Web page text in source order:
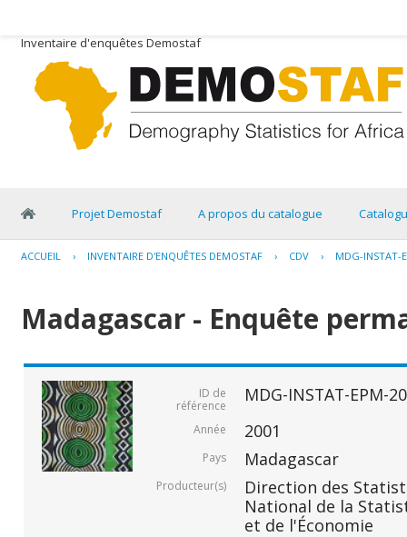
Inventaire d'enquêtes Demostaf
Projet Demostaf A propos du catalogue
ACCUEIL › INVENTAIRE D'ENQUÊTES DEMOSTAF › CDV › MDG-INSTAT-
Madagascar - Enquête
ID de
référence
MDG-INSTAT-EPM-
Année 2001
Pays Madagascar
Producteur(s)
Direction des
National de la
et de l'Économie